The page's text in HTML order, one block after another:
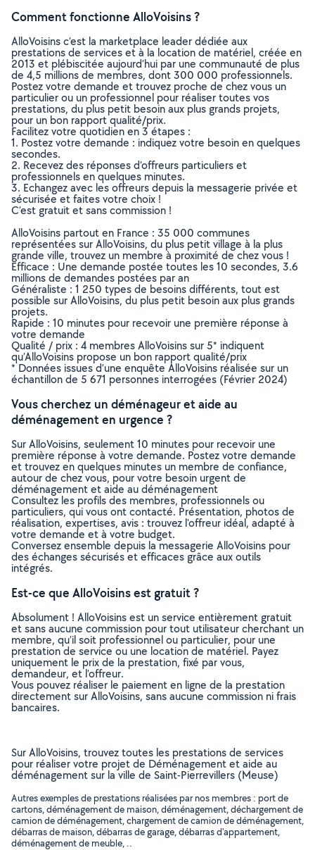
Comment fonctionne AlloVoisins ?
AlloVoisins c’est la marketplace leader dédiée aux
prestations de services et à la location de matériel, créée en
2013 et plébiscitée aujourd’hui par une communauté de plus
de 4,5 millions de membres, dont 300 000 professionnels.
Postez votre demande et trouvez proche de chez vous un
particulier ou un professionnel pour réaliser toutes vos
prestations, du plus petit besoin aux plus grands projets,
pour un bon rapport qualité/prix.
Facilitez votre quotidien en 3 étapes :
1. Postez votre demande : indiquez votre besoin en quelques
secondes.
2. Recevez des réponses d’offreurs particuliers et
professionnels en quelques minutes.
3. Echangez avec les offreurs depuis la messagerie privée et
sécurisée et faites votre choix !
C’est gratuit et sans commission !
AlloVoisins partout en France : 35 000 communes
représentées sur AlloVoisins, du plus petit village à la plus
grande ville, trouvez un membre à proximité de chez vous !
Efficace : Une demande postée toutes les 10 secondes, 3.6
millions de demandes postées par an
Généraliste : 1 250 types de besoins différents, tout est
possible sur AlloVoisins, du plus petit besoin aux plus grands
projets.
Rapide : 10 minutes pour recevoir une première réponse à
votre demande
Qualité / prix : 4 membres AlloVoisins sur 5* indiquent
qu’AlloVoisins propose un bon rapport qualité/prix
* Données issues d’une enquête AlloVoisins réalisée sur un
échantillon de 5 671 personnes interrogées (Février 2024)
Vous cherchez un déménageur et aide au
déménagement en urgence ?
Sur AlloVoisins, seulement 10 minutes pour recevoir une
première réponse à votre demande. Postez votre demande
et trouvez en quelques minutes un membre de confiance,
autour de chez vous, pour votre besoin urgent de
déménagement et aide au déménagement
Consultez les profils des membres, professionnels ou
particuliers, qui vous ont contacté. Présentation, photos de
réalisation, expertises, avis : trouvez l'offreur idéal, adapté à
votre demande et à votre budget.
Conversez ensemble depuis la messagerie AlloVoisins pour
des échanges sécurisés et efficaces grâce aux outils
intégrés.
Est-ce que AlloVoisins est gratuit ?
Absolument ! AlloVoisins est un service entièrement gratuit
et sans aucune commission pour tout utilisateur cherchant un
membre, qu’il soit professionnel ou particulier, pour une
prestation de service ou une location de matériel. Payez
uniquement le prix de la prestation, fixé par vous,
demandeur, et l’offreur.
Vous pouvez réaliser le paiement en ligne de la prestation
directement sur AlloVoisins, sans aucune commission ni frais
bancaires.
Sur AlloVoisins, trouvez toutes les prestations de services
pour réaliser votre projet de Déménagement et aide au
déménagement sur la ville de Saint-Pierrevillers (Meuse)
Autres exemples de prestations réalisées par nos membres : port de
cartons, déménagement de maison, déménagement, déchargement de
camion de déménagement, chargement de camion de déménagement,
débarras de maison, débarras de garage, débarras d'appartement,
déménagement de meuble, ..